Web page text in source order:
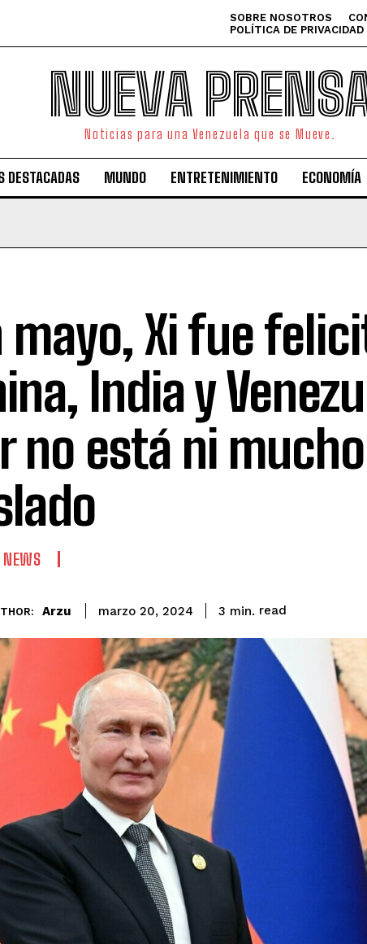
SOBRE NOSOTROS
POLÍTICA DE PRIVACIDAD
NUEVA
Noticias para una Venezuela que se Mueve.
DESTACADAS MUNDO ENTRETENIMIENTO ECONOMÍA
mayo, Xi fue
India y
no está ni
NEWS
Arzu marzo 20, 2024 3 min. read